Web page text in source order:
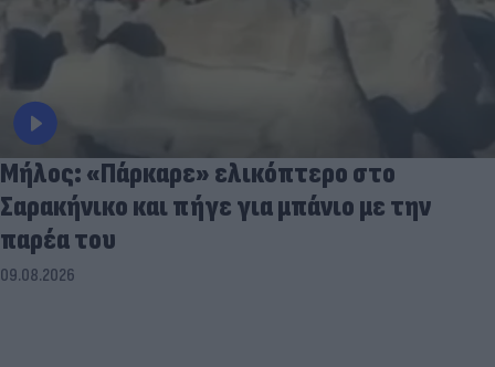
Μήλος: «Πάρκαρε» ελικόπτερο στο
Σαρακήνικο και πήγε για μπάνιο με την
παρέα του
09.08.2026